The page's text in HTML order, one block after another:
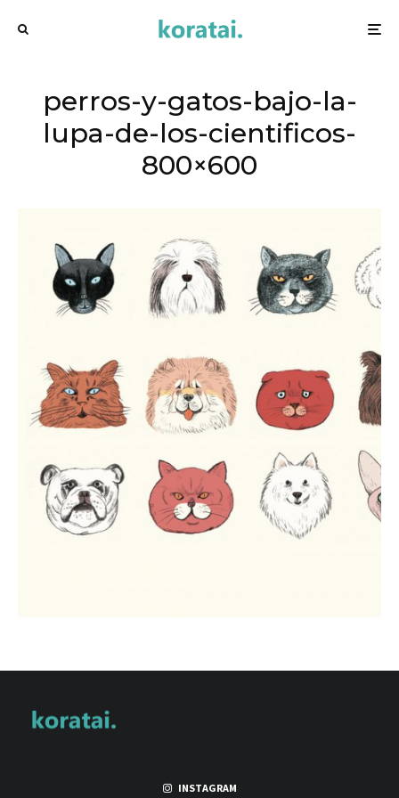
perros-y-gatos-bajo-la-
lupa-de-los-cientificos-
800×600
INSTAGRAM